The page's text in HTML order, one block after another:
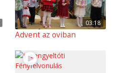
03:18
Advent az oviban